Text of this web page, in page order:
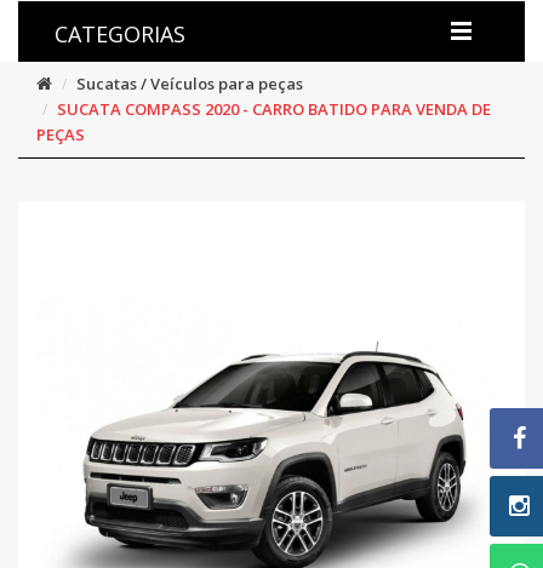
CATEGORIAS
Sucatas / Veículos para peças
SUCATA COMPASS 2020 - CARRO BATIDO PARA VENDA DE
PEÇAS